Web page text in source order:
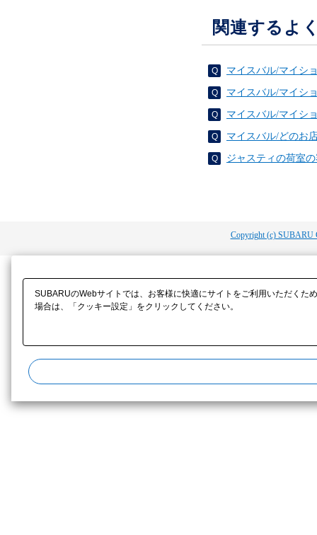
関連するよ
マイスバル/マイシ
マイスバル/マイシ
マイスバル/マイシ
マイスバル/どのお
ジャスティの荷室
Copyright (c) SUBARU
SUBARUのWebサイトでは、お客様に快適にサイトをご利用いただく
場合は、「クッキー設定」をクリックしてください。​